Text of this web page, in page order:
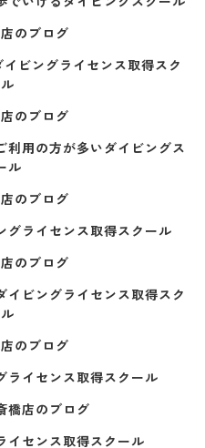
のブログ
ビングライセンス取得スク
のブログ
利用の方が多いダイビングス
ル
のブログ
グライセンス取得スクール
のブログ
イビングライセンス取得スク
のブログ
ライセンス取得スクール
橋店のブログ
イセンス取得スクール